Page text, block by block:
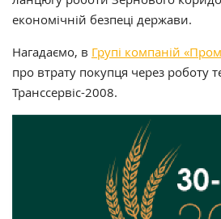
економічній безпеці держави.
Нагадаємо, в Групі компаній
про втрату покупця через роботу
Транссервіс-2008.